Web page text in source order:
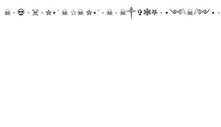
☠ · 💀 · ☠️ · ✮⋆˙ ☠︎︎ ☆☠︎ ✮⋆˙ · ☠︎ · ☠︎︎༒︎✞︎🕸𖤐 · ⋆༺𓆩☠︎︎𓆪༻⋆